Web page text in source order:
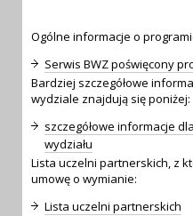
Ogólne informacje o
Serwis BWZ poświęcony
Bardziej szczegółowe
wydziale znajdują się poniżej:
szczegółowe informacje
wydziału
Lista uczelni partnerskich, z
umowę o wymianie:
Lista uczelni partnerskich